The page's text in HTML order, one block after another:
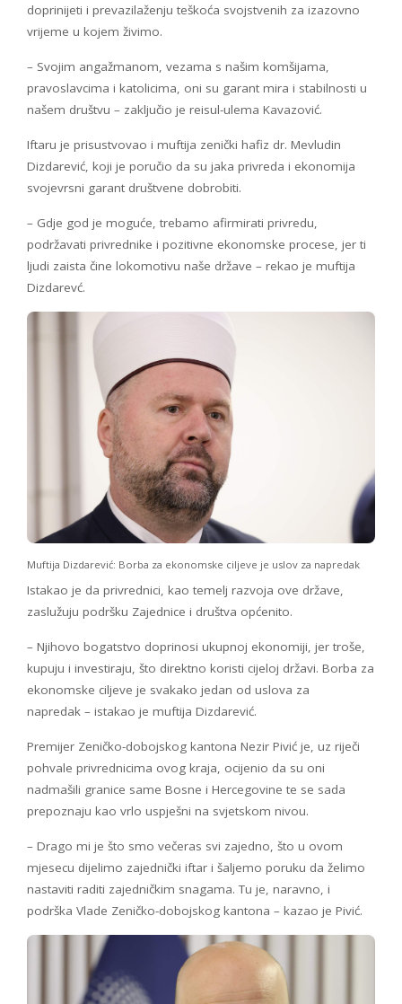
doprinijeti i prevazilaženju teškoća svojstvenih za izazovno
vrijeme u kojem živimo.
– Svojim angažmanom, vezama s našim komšijama,
pravoslavcima i katolicima, oni su garant mira i stabilnosti u
našem društvu – zaključio je reisul-ulema Kavazović.
Iftaru je prisustvovao i muftija zenički hafiz dr. Mevludin
Dizdarević, koji je poručio da su jaka privreda i ekonomija
svojevrsni garant društvene dobrobiti.
– Gdje god je moguće, trebamo afirmirati privredu,
podržavati privrednike i pozitivne ekonomske procese, jer ti
ljudi zaista čine lokomotivu naše države – rekao je muftija
Dizdarevć.
Muftija Dizdarević: Borba za ekonomske ciljeve je uslov za napredak
Istakao je da privrednici, kao temelj razvoja ove države,
zaslužuju podršku Zajednice i društva općenito.
– Njihovo bogatstvo doprinosi ukupnoj ekonomiji, jer troše,
kupuju i investiraju, što direktno koristi cijeloj državi. Borba za
ekonomske ciljeve je svakako jedan od uslova za
napredak – istakao je muftija Dizdarević.
Premijer Zeničko-dobojskog kantona Nezir Pivić je, uz riječi
pohvale privrednicima ovog kraja, ocijenio da su oni
nadmašili granice same Bosne i Hercegovine te se sada
prepoznaju kao vrlo uspješni na svjetskom nivou.
– Drago mi je što smo večeras svi zajedno, što u ovom
mjesecu dijelimo zajednički iftar i šaljemo poruku da želimo
nastaviti raditi zajedničkim snagama. Tu je, naravno, i
podrška Vlade Zeničko-dobojskog kantona – kazao je Pivić.